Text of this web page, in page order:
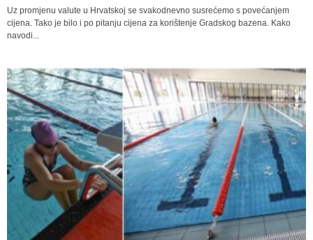
Uz promjenu valute u Hrvatskoj se svakodnevno susrećemo s povećanjem
cijena. Tako je bilo i po pitanju cijena za korištenje Gradskog bazena. Kako
navodi...